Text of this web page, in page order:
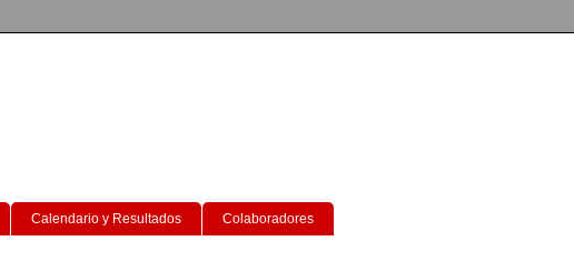
Calendario y Resultados Colaboradores